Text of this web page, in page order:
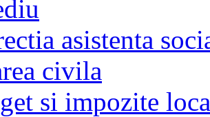
asistenta
civila
si impozite